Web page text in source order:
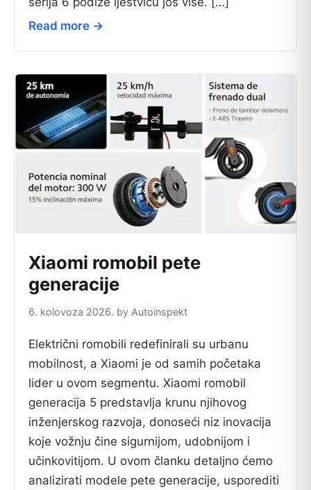
Read more →
Xiaomi romobil pete
generacije
6. kolovoza 2026. by Autoinspekt
Električni romobili redefinirali su urbanu
mobilnost, a Xiaomi je od samih početaka
lider u ovom segmentu. Xiaomi romobil
generacija 5 predstavlja krunu njihovog
inženjerskog razvoja, donoseći niz inovacija
koje vožnju čine sigurnijom, udobnijom i
učinkovitijom. U ovom članku detaljno ćemo
analizirati modele pete generacije, usporediti